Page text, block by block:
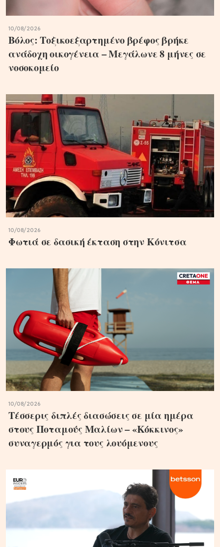
10/08/2026
Βόλος: Τοξικοεξαρτημένο βρέφος βρήκε
ανάδοχη οικογένεια – Μεγάλωνε 8 μήνες σε
νοσοκομείο
10/08/2026
Φωτιά σε δασική έκταση στην Κόνιτσα
10/08/2026
Τέσσερις διπλές διασώσεις σε μία ημέρα
στους Ποταμούς Μαλίων – «Κόκκινος»
συναγερμός για τους λουόμενους